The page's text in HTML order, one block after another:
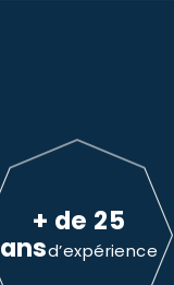
+ de 25
ansd’expérience